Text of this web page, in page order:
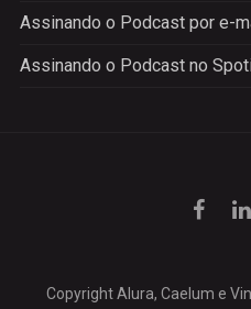
Assinando o Podcast por e-
Assinando o Podcast no
Copyright Alura, Caelum e